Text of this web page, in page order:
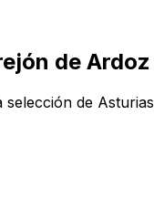
de Ardoz
de Asturias